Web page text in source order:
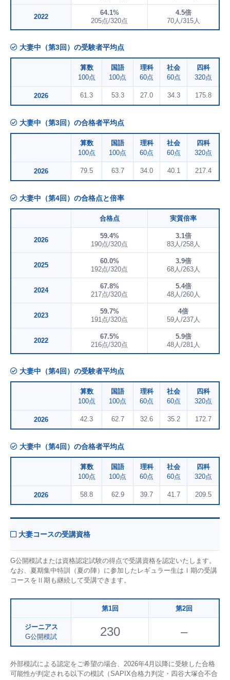
2022
64.1%
205点/320点
4.5倍
70人/315人
大妻中（第3回）の受験者平均点
算数
100点
国語
100点
理科
60点
社会
60点
四科
320点
2026 61.3 53.3 27.0 34.3 175.8
大妻中（第3回）の合格者平均点
算数
100点
国語
100点
理科
60点
社会
60点
四科
320点
2026 79.5 63.7 34.0 40.1 217.4
大妻中（第4回）の合格点と倍率
合格点 実質倍率
2026
59.4%
190点/320点
3.1倍
83人/258人
2025
60.0%
192点/320点
3.9倍
68人/263人
2024
67.8%
217点/320点
5.4倍
48人/260人
2023
59.7%
191点/320点
4倍
59人/237人
2022
67.5%
216点/320点
5.9倍
48人/281人
大妻中（第4回）の受験者平均点
算数
100点
国語
100点
理科
60点
社会
60点
四科
320点
2026 42.3 62.7 32.6 35.2 172.7
大妻中（第4回）の合格者平均点
算数
100点
国語
100点
理科
60点
社会
60点
四科
320点
2026 58.8 62.9 39.7 41.7 209.5
大妻コースの受講資格
G公開模試または資格認定試験の得点で受講資格を認定いたします。
なお、夏期集中特訓（夏の陣）に参加したレギュラー生はⅠ期の受講
コースをⅡ期も継続して受講できます。
第1回 第2回
ジーニアス
G公開模試
230 –
外部模試による認定をご希望の場合、2026年4月以降に受験した合格
可能性が判定される以下の模試（SAPIX合格力判定・四谷大塚合不合